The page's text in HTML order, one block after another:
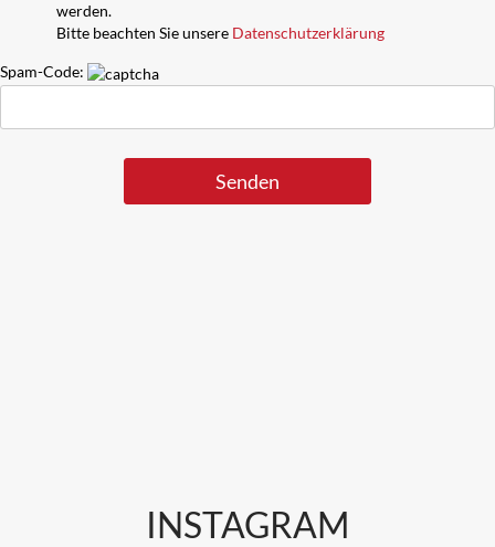
werden.
Bitte beachten Sie unsere Datenschutzerklärung
Spam-Code:
INSTAGRAM